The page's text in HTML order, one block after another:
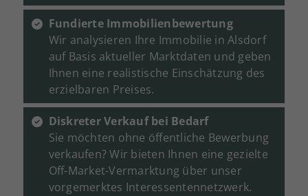
Fundierte Immobilienbewertung
Wir analysieren Ihre Immobilie in Alsdorf
auf Basis aktueller Marktdaten und geben
Ihnen eine realistische Einschätzung des
erzielbaren Preises.
Diskreter Verkauf bei Bedarf
Sie möchten ohne öffentliche Bewerbung
verkaufen? Wir bieten Ihnen eine gezielte
Off-Market-Vermarktung über unser
vorgemerktes Interessentennetzwerk.